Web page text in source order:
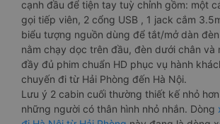
cạnh đầu để tiện tay tuỳ chỉnh gồm: một
gọi tiếp viên, 2 cổng USB , 1 jack cắm
biểu tượng nguồn dùng để tắt/mở dàn
nằm chạy dọc trên đầu, đèn dưới chân và
đầy đủ phim chuẩn HD phục vụ hành
chuyến đi từ Hải Phòng đến Hà Nội.
Lưu ý 2 cabin cuối thường thiết kế nhỏ
những người có thân hình nhỏ nhắn. Dòng